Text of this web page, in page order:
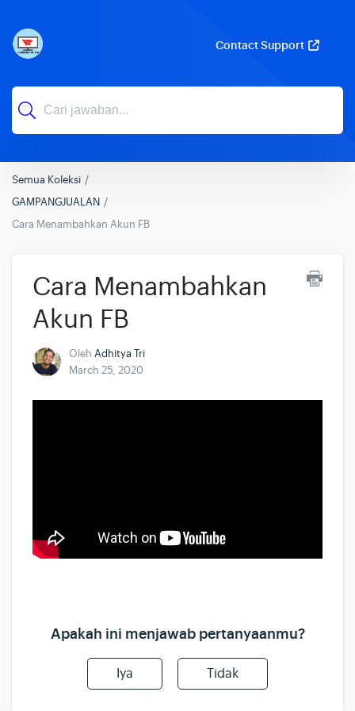
Contact Support
Semua Koleksi
GAMPANGJUALAN
Cara Menambahkan Akun FB
Cara Menambahkan
Akun FB
Oleh Adhitya Tri
March 25, 2020
Apakah ini menjawab pertanyaanmu?
Iya Tidak